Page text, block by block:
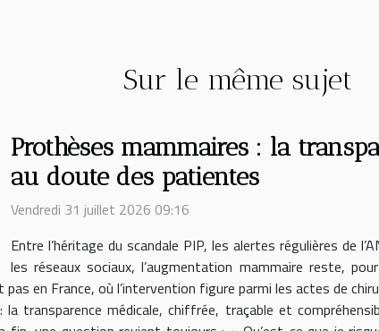
Sur le même sujet
Prothèses mammaires : la
au doute des patientes
Vendredi 31 juillet 2026 09:16
Entre l’héritage du scandale PIP, les alertes régulières de
les réseaux sociaux, l’augmentation mammaire reste,
en France, où l’intervention figure parmi les actes de
transparence médicale, chiffrée, traçable et